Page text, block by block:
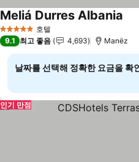
5 성급 호텔
Meliá Durres Albania
9.1 최고 좋음 4,693 Manëz
날짜를 선택해 정확한 요금을 확
인기 만점